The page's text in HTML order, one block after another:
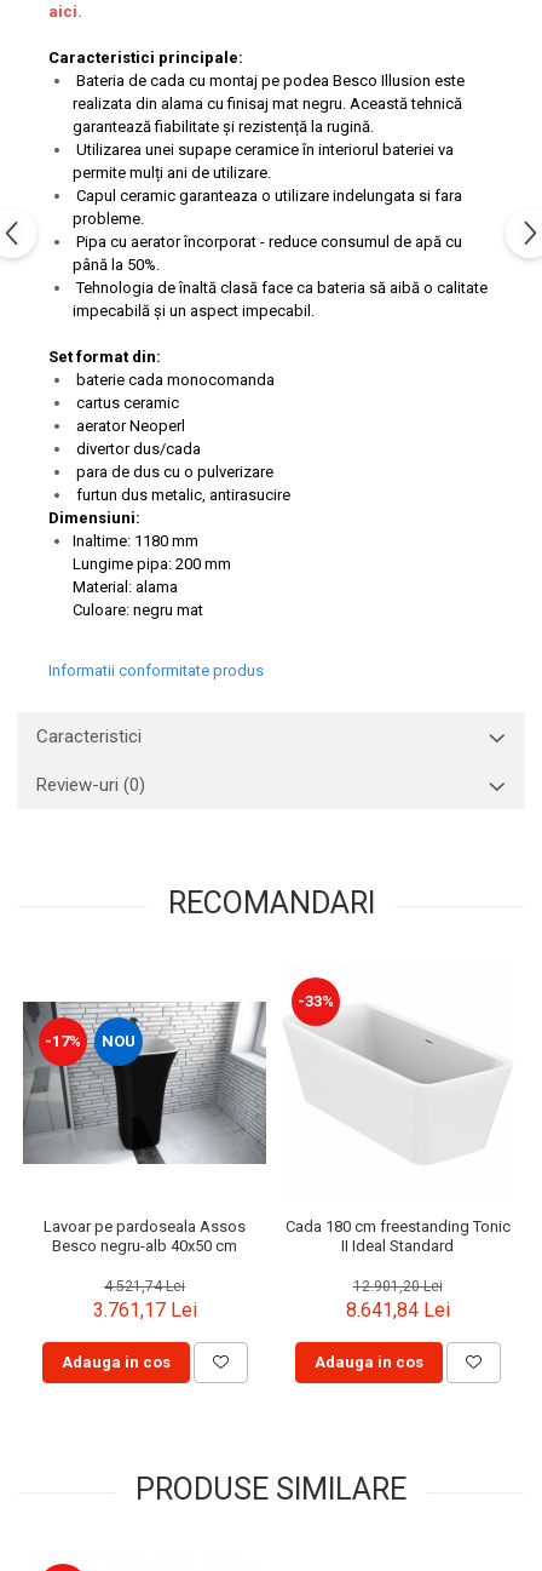
aici.
Caracteristici principale:
Bateria de cada cu montaj pe podea Besco Illusion este
realizata din alama cu finisaj mat negru. Această tehnică
garantează fiabilitate și rezistență la rugină.
Utilizarea unei supape ceramice în interiorul bateriei va
permite mulți ani de utilizare.
Capul ceramic garanteaza o utilizare indelungata si fara
probleme.
Pipa cu aerator încorporat - reduce consumul de apă cu
până la 50%.
Tehnologia de înaltă clasă face ca bateria să aibă o calitate
impecabilă și un aspect impecabil.
Set format din:
baterie cada monocomanda
cartus ceramic
aerator Neoperl
divertor dus/cada
para de dus cu o pulverizare
furtun dus metalic, antirasucire
Dimensiuni:
Inaltime: 1180 mm
Lungime pipa: 200 mm
Material: alama
Culoare: negru mat
Informatii conformitate produs
Caracteristici
Review-uri (0)
RECOMANDARI
-17% NOU
Lavoar pe pardoseala Assos
Besco negru-alb 40x50 cm
4.521,74 Lei
3.761,17 Lei
Adauga in cos
-33%
Cada 180 cm freestanding Tonic
II Ideal Standard
12.901,20 Lei
8.641,84 Lei
Adauga in cos
PRODUSE SIMILARE